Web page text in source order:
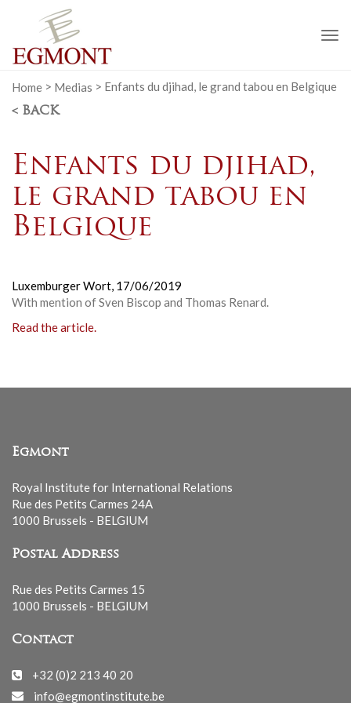
Home > Medias > Enfants du djihad, le grand tabou en Belgique
< BACK
Enfants du djihad,
le grand tabou en
Belgique
Luxemburger Wort, 17/06/2019
With mention of Sven Biscop and Thomas Renard.
Read the article.
Egmont
Royal Institute for International Relations
Rue des Petits Carmes 24A
1000 Brussels - BELGIUM
Postal Address
Rue des Petits Carmes 15
1000 Brussels - BELGIUM
Contact
+32 (0)2 213 40 20
info@egmontinstitute.be